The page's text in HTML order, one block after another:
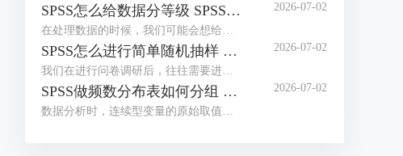
SPSS怎么给数据分等级 SPSS怎么给数据加单位
在处理数据的时候，我们可能会想给部分范围数据设置等级，比如分数大于90分的，设置为优秀；分数处于75到90之间的，设置为良好等。在SPSS软件里，我们可以用重新编码的方式，给数据分不同的等级，让其含义更丰富。接下来，本文会给大家介绍SPSS怎么给数据分等级，SPSS怎么给数据加单位的相关内容。
2026-07-02
SPSS怎么进行简单随机抽样 SPSS怎么进行信效度分析
我们在进行问卷调研后，往往需要进行实证的数据分析。在这个过程里，简单随机抽样能够从全量数据中抽取代表性样本，是一种能降低数据分析工作量的核心方法，同时也可以保障样本的随机性与代表性。另外，信度检验验证数据的可靠性，效度分析检验问卷的结构合理性，二者是开展后续统计分析的重要前提。接下来我将为大家介绍：SPSS 怎么进行简单随机抽样，SPSS 怎么进行信效度分析的相关内容。
2026-07-02
SPSS做频数分布表如何分组 SPSS的频数分布表如何分析
数据分析时，连续型变量的原始取值通常较为分散，直接统计频数的话，很难清晰呈现数据的整体分布规律。如果能够分组制作频数分布表，就能将零散的数据整合为有序的组别，直观展现不同区间的样本分布情况。接下来我将为大家介绍：SPSS做频数分布表如何分组，SPSS的频数分布表如何分析的相关内容。
2026-07-02